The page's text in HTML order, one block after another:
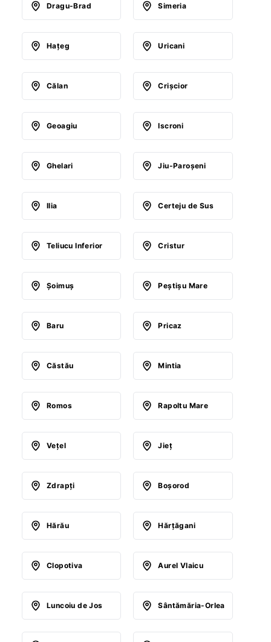
Dragu-Brad Simeria
Haţeg Uricani
Călan Crişcior
Geoagiu Iscroni
Ghelari Jiu-Paroşeni
Ilia Certeju de Sus
Teliucu Inferior Cristur
Şoimuş Peştişu Mare
Baru Pricaz
Căstău Mintia
Romos Rapoltu Mare
Veţel Jieţ
Zdrapţi Boşorod
Hărău Hărţăgani
Clopotiva Aurel Vlaicu
Luncoiu de Jos Sântămăria-Orlea